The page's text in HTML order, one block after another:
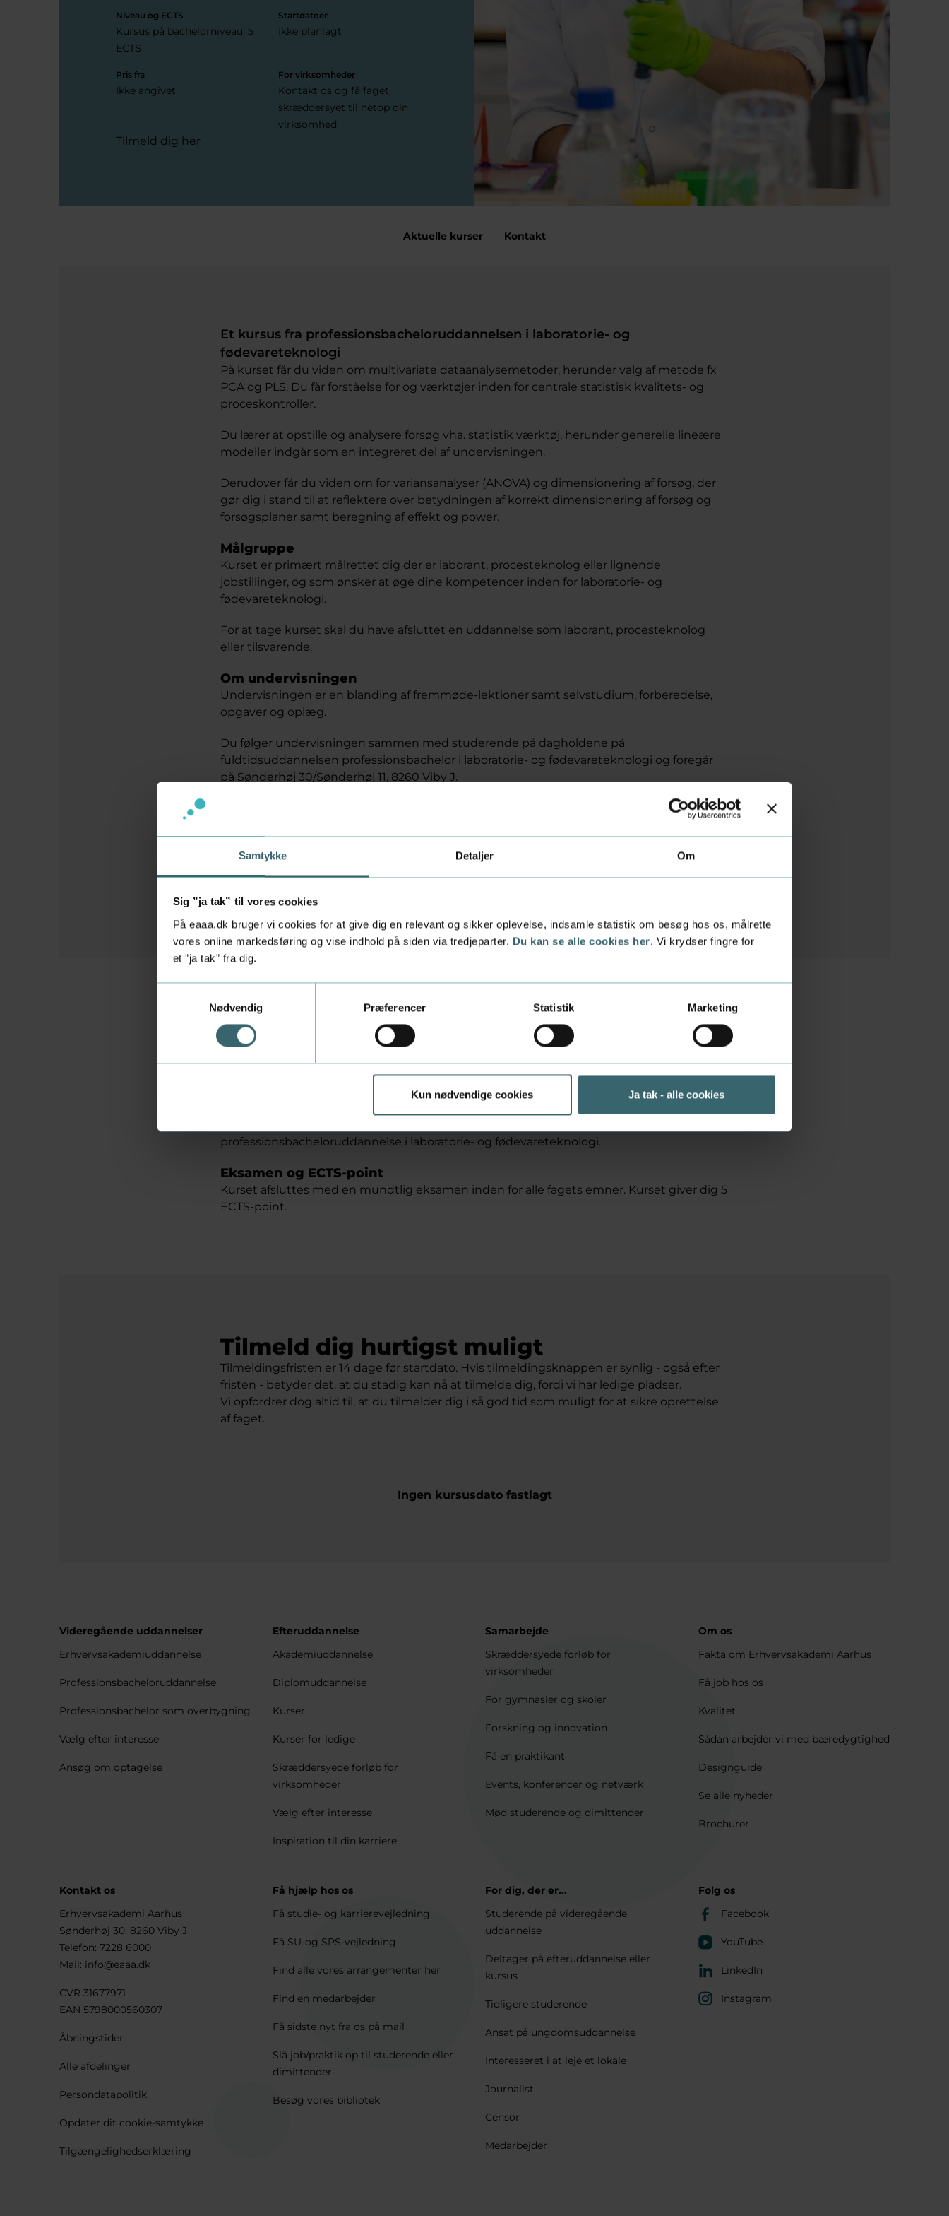
Samtykke Detaljer Om
Sig ”ja tak” til vores cookies
På eaaa.dk bruger vi cookies for at give dig en relevant og sikker oplevelse, indsamle statistik om besøg hos os, målrette
vores online markedsføring og vise indhold på siden via tredjeparter. Du kan se alle cookies her. Vi krydser fingre for
et ”ja tak” fra dig.
Nødvendig
Præferencer Statistik Marketing
Kun nødvendige cookies Ja tak - alle cookies
Niveau og ECTS
Kursus på bachelorniveau, 5
ECTS
Startdatoer
Ikke planlagt
Pris fra
Ikke angivet
For virksomheder
Kontakt os og få faget
skræddersyet til netop din
virksomhed.
Tilmeld dig her
Aktuelle kurser Kontakt
Et kursus fra professionsbacheloruddannelsen i laboratorie- og
fødevareteknologi
På kurset får du viden om multivariate dataanalysemetoder, herunder valg af metode fx
PCA og PLS. Du får forståelse for og værktøjer inden for centrale statistisk kvalitets- og
proceskontroller.
Du lærer at opstille og analysere forsøg vha. statistik værktøj, herunder generelle lineære
modeller indgår som en integreret del af undervisningen.
Derudover får du viden om for variansanalyser (ANOVA) og dimensionering af forsøg, der
gør dig i stand til at reflektere over betydningen af korrekt dimensionering af forsøg og
forsøgsplaner samt beregning af effekt og power.
Målgruppe
Kurset er primært målrettet dig der er laborant, procesteknolog eller lignende
jobstillinger, og som ønsker at øge dine kompetencer inden for laboratorie- og
fødevareteknologi.
For at tage kurset skal du have afsluttet en uddannelse som laborant, procesteknolog
eller tilsvarende.
Om undervisningen
Undervisningen er en blanding af fremmøde-lektioner samt selvstudium, forberedelse,
opgaver og oplæg.
Du følger undervisningen sammen med studerende på dagholdene på
fuldtidsuddannelsen professionsbachelor i laboratorie- og fødevareteknologi og foregår
på Sønderhøj 30/Sønderhøj 11, 8260 Viby J.
fuldtidsuddannelse. Undervisningen består af 35-40 lektioner inkl. eksamen.
Derudover skal du afsætte tid til opgaveløsning og gruppearbejde.
Tag et enkeltstående kursus - eller få en
hel uddannelse
'Statistisk forsøgsplanlægning og multivariat dataanalyse' er et enkeltfag på
overbygningsuddannelsen til professionsbachelor i laboratorie- og fødevareteknologi.
professionsbacheloruddannelse i laboratorie- og fødevareteknologi.
Eksamen og ECTS-point
Kurset afsluttes med en mundtlig eksamen inden for alle fagets emner. Kurset giver dig 5
ECTS-point.
Tilmeld dig hurtigst muligt
Tilmeldingsfristen er 14 dage før startdato. Hvis tilmeldingsknappen er synlig - også efter
fristen - betyder det, at du stadig kan nå at tilmelde dig, fordi vi har ledige pladser.
Vi opfordrer dog altid til, at du tilmelder dig i så god tid som muligt for at sikre oprettelse
af faget.
Ingen kursusdato fastlagt
Videregående uddannelser
Erhvervsakademiuddannelse
Professionsbacheloruddannelse
Professionsbachelor som overbygning
Vælg efter interesse
Ansøg om optagelse
Efteruddannelse
Akademiuddannelse
Diplomuddannelse
Kurser
Kurser for ledige
Skræddersyede forløb for
virksomheder
Vælg efter interesse
Inspiration til din karriere
Samarbejde
Skræddersyede forløb for
virksomheder
For gymnasier og skoler
Forskning og innovation
Få en praktikant
Events, konferencer og netværk
Mød studerende og dimittender
Om os
Fakta om Erhvervsakademi Aarhus
Få job hos os
Kvalitet
Sådan arbejder vi med bæredygtighed
Designguide
Se alle nyheder
Brochurer
Få hjælp hos os
Få studie- og karrierevejledning
Få SU-og SPS-vejledning
Find alle vores arrangementer her
Find en medarbejder
Få sidste nyt fra os på mail
Slå job/praktik op til studerende eller
dimittender
Besøg vores bibliotek
For dig, der er...
Studerende på videregående
uddannelse
Deltager på efteruddannelse eller
kursus
Tidligere studerende
Ansat på ungdomsuddannelse
Interesseret i at leje et lokale
Journalist
Censor
Medarbejder
Kontakt os
Erhvervsakademi Aarhus
Sønderhøj 30, 8260 Viby J
Telefon: 7228 6000
Mail: info@eaaa.dk
CVR 31677971
EAN 5798000560307
Åbningstider
Alle afdelinger
Persondatapolitik
Opdater dit cookie-samtykke
Tilgængelighedserklæring
Følg os
Facebook
YouTube
LinkedIn
Instagram